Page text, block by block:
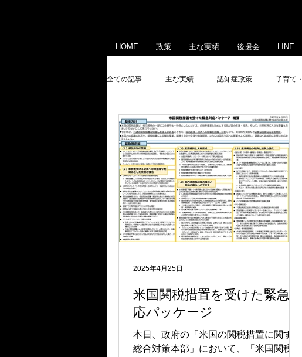
HOME 政策 主な実績 後援会 LINE
全ての記事 主な実績 認知症政策 子育て
産業政策 メディア出演・掲載 豊島・文
米国関税措置を受けた緊急対
応パッケージ
本日、政府の「米国の関税措置に関する
総合対策本部」において、「米国関税措
2025年4月25日